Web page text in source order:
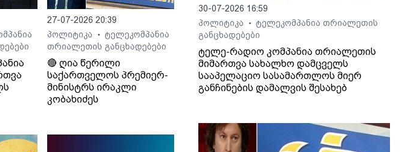
27-07-2026 20:39
პოლიტიკა
• ტელეკომპანია
თრიალეთის განცხადებები
🔴 ღია წერილი
საქართველოს პრემიერ-
მინისტრს ირაკლი
კობახიძეს
30-07-2026 16:59
პოლიტიკა
•
ტელეკომპანია თრიალეთის
განცხადებები
ტელე-რადიო კომპანია თრიალეთის
მიმართვა სახალხო დამცველს
სააპელაციო სასამართლოს მიერ
განჩინების დამალვის შესახებ